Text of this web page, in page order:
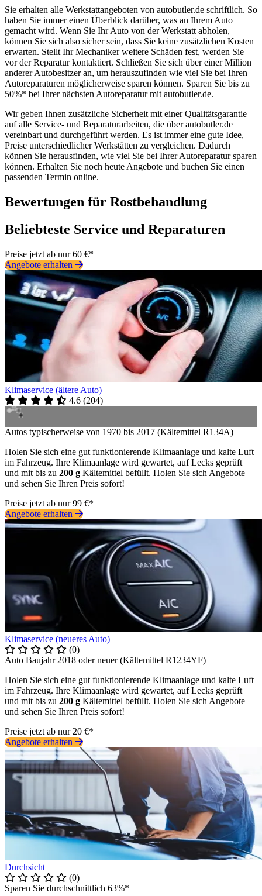
Sie erhalten alle Werkstattangeboten von autobutler.de schriftlich. So
haben Sie immer einen Überblick darüber, was an Ihrem Auto
gemacht wird. Wenn Sie Ihr Auto von der Werkstatt abholen,
können Sie sich also sicher sein, dass Sie keine zusätzlichen Kosten
erwarten. Stellt Ihr Mechaniker weitere Schäden fest, werden Sie
vor der Reparatur kontaktiert. Schließen Sie sich über einer Million
anderer Autobesitzer an, um herauszufinden wie viel Sie bei Ihren
Autoreparaturen möglicherweise sparen können. Sparen Sie bis zu
50%* bei Ihrer nächsten Autoreparatur mit autobutler.de.
Wir geben Ihnen zusätzliche Sicherheit mit einer Qualitätsgarantie
auf alle Service- und Reparaturarbeiten, die über autobutler.de
vereinbart und durchgeführt werden. Es ist immer eine gute Idee,
Preise unterschiedlicher Werkstätten zu vergleichen. Dadurch
können Sie herausfinden, wie viel Sie bei Ihrer Autoreparatur sparen
können. Erhalten Sie noch heute Angebote und buchen Sie einen
passenden Termin online.
Bewertungen für Rostbehandlung
Beliebteste Service und Reparaturen
Preise jetzt ab nur 60 €*
Angebote erhalten
Klimaservice (ältere Auto)
4.6 (204)
Autos typischerweise von 1970 bis 2017 (Kältemittel R134A)
Holen Sie sich eine gut funktionierende Klimaanlage und kalte Luft
im Fahrzeug. Ihre Klimaanlage wird gewartet, auf Lecks geprüft
und mit bis zu 200 g Kältemittel befüllt. Holen Sie sich Angebote
und sehen Sie Ihren Preis sofort!
Preise jetzt ab nur 99 €*
Angebote erhalten
Klimaservice (neueres Auto)
(0)
Auto Baujahr 2018 oder neuer (Kältemittel R1234YF)
Holen Sie sich eine gut funktionierende Klimaanlage und kalte Luft
im Fahrzeug. Ihre Klimaanlage wird gewartet, auf Lecks geprüft
und mit bis zu 200 g Kältemittel befüllt. Holen Sie sich Angebote
und sehen Sie Ihren Preis sofort!
Preise jetzt ab nur 20 €*
Angebote erhalten
Durchsicht
(0)
Sparen Sie durchschnittlich 63%*